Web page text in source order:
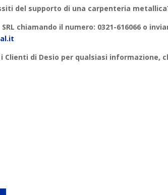
del supporto di una carpenteria metallica
chiamando il numero: 0321-616066 o
Clienti di Desio per qualsiasi informazione,